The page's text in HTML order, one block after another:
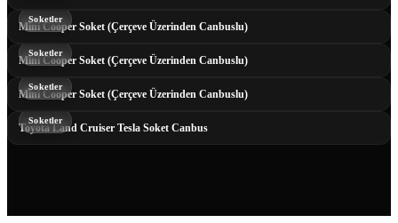
Mini Cooper Soket (Çerçeve Üzerinden Canbuslu)
Soketler
Mini Cooper Soket (Çerçeve Üzerinden Canbuslu)
Soketler
Mini Cooper Soket (Çerçeve Üzerinden Canbuslu)
Soketler
Toyota Land Cruiser Tesla Soket Canbus
Soketler